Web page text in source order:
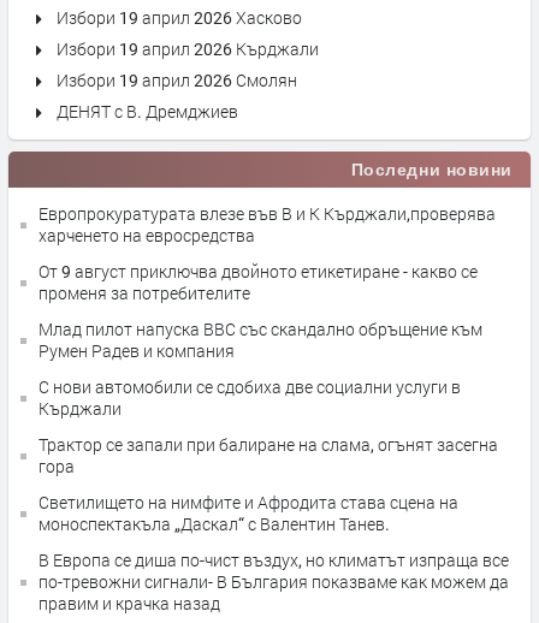
Избори 19 април 2026 Хасково
Избори 19 април 2026 Кърджали
Избори 19 април 2026 Смолян
ДЕНЯТ с В. Дремджиев
Последни новини
Европрокуратурата влезе във В и К Кърджали,проверява
харченето на евросредства
От 9 август приключва двойното етикетиране - какво се
променя за потребителите
Млад пилот напуска ВВС със скандално обръщение към
Румен Радев и компания
С нови автомобили се сдобиха две социални услуги в
Кърджали
Трактор се запали при балиране на слама, огънят засегна
гора
Светилището на нимфите и Афродита става сцена на
моноспектакъла „Даскал“ с Валентин Танев.
В Европа се диша по-чист въздух, но климатът изпраща все
по-тревожни сигнали- В България показваме как можем да
правим и крачка назад